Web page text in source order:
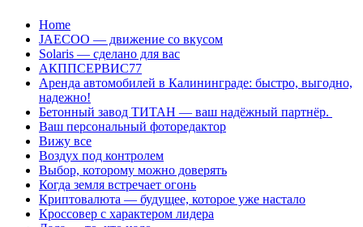
Перейти
содержанию
Home
JAECOO — движение со вкусом
Solaris — сделано для вас
АКППСЕРВИС77
Аренда автомобилей в Калининграде: быстро, выгодно,
надежно!
Бетонный завод ТИТАН — ваш надёжный партнёр.
Ваш персональный фоторедактор
Вижу все
Воздух под контролем
Выбор, которому можно доверять
Когда земля встречает огонь
Криптовалюта — будущее, которое уже настало
Кроссовер с характером лидера